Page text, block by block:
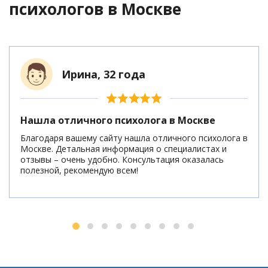
психологов в Москве
Ирина, 32 года
Нашла отличного психолога в Москве
Благодаря вашему сайту нашла отличного психолога в
Москве. Детальная информация о специалистах и
отзывы – очень удобно. Консультация оказалась
полезной, рекомендую всем!